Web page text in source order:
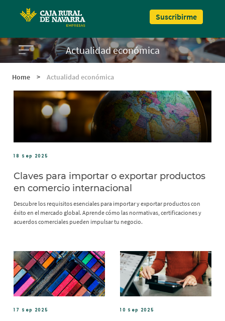
Suscribirme
Actualidad económica
Home > Actualidad económica
18 Sep 2025
Claves para importar o exportar productos
en comercio internacional
Descubre los requisitos esenciales para importar y exportar productos con
éxito en el mercado global. Aprende cómo las normativas, certificaciones y
acuerdos comerciales pueden impulsar tu negocio.
17 Sep 2025 10 Sep 2025